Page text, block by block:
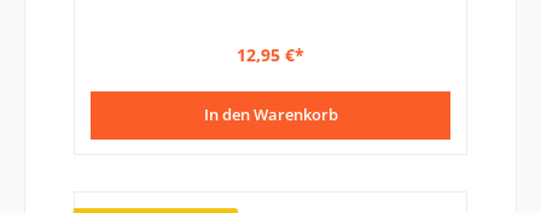
12,95 €*
In den Warenkorb